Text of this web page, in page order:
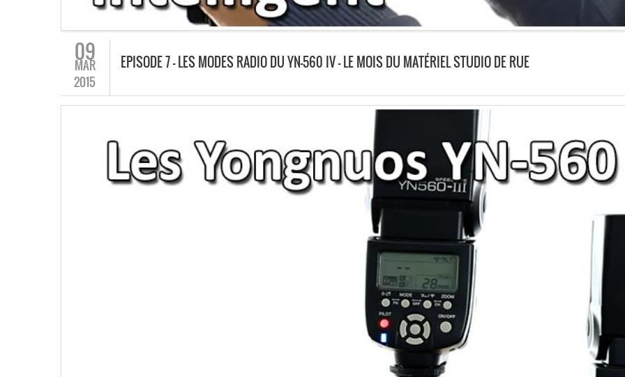
09
MAR
2015
EPISODE 7 – LES MODES RADIO DU YN-560 IV – LE MOIS DU MATÉRIEL STUDIO DE RUE